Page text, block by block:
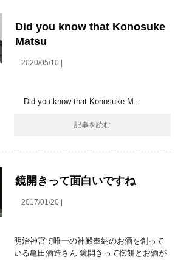
Did you know that Konosuke
Matsu
2020/05/10 |
Did you know that Konosuke M...
記事を読む
鏡開きって面白いですね
2017/01/20 |
明治神宮で唯一の神殿奉納のお酒を創って
いる亀田酒造さん 鏡開きって御餅とお酒が